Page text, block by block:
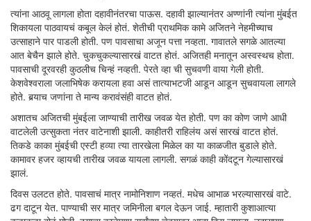
त्यांना आठवू लागला होता दहावीनंतरचा पाऊस. दहावी झाल्यानंतर अण्णांनी त्यांना मुंबईत
शिकायला पाठवायचं कबूल केलं होतं. शेतीची प्राथमिक कामे अजितने नेहमीच्याच
उत्साहाने पार पाडली होती. पण पावसाचा अजून पत्ता नव्हता. गावातले सगळे आतल्या
आत बेचैन झाले होते. चुकचुकल्यासारखं वाटत होतं. अजितही मनातून अस्वस्थच होता.
पावसाची दूरवरही कुठलीच चिन्हं नव्हती. पेरते व्हा ची सुचवणी वाया गेली होती.
केशवेश्वराला जलाभिषेक करायला हवा असं तात्याभटजी आडून आडून सुचवायला लागले
होते. बर्‍याच जणांना ते मान्य करावंसंही वाटत होतं.
अशातच अजितची मुंबईला जाण्याची तारीख जवळ येत होती. पण का कोण जाणे आधी
वाटलेली उत्सुकता नंतर वाटेनाशी झाली. काहीतरी राहिलंय असं सारखं वाटत होतं.
तिकडे काका मुंबईची एस्टी हव्या त्या तारखेला मिळेल का या काळजीत बुडाले होते.
कामावर हजर व्हायची तारीख जवळ यायला लागली. सगळं काही कोंदटून गेल्यासारखं
झालं.
दिवस उलटत होते. पावसाचं मात्र नामोनिशाण नव्हतं. मधेच आभाळ भरल्यासारखं वाटे.
ढग दाटून येत. पाण्याची सर मात्र जमिनीला बगल देऊन जाई. म्हातारी कुशाआत्या